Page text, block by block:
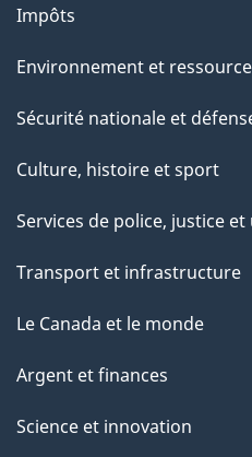
Impôts
Environnement et
Sécurité nationale et
Culture, histoire et sport
Services de police, justice et
Transport et infrastructure
Le Canada et le monde
Argent et finances
Science et innovation